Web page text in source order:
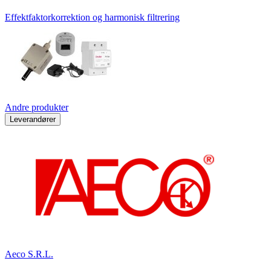
Effektfaktorkorrektion og harmonisk filtrering
Andre produkter
Leverandører
Aeco S.R.L.